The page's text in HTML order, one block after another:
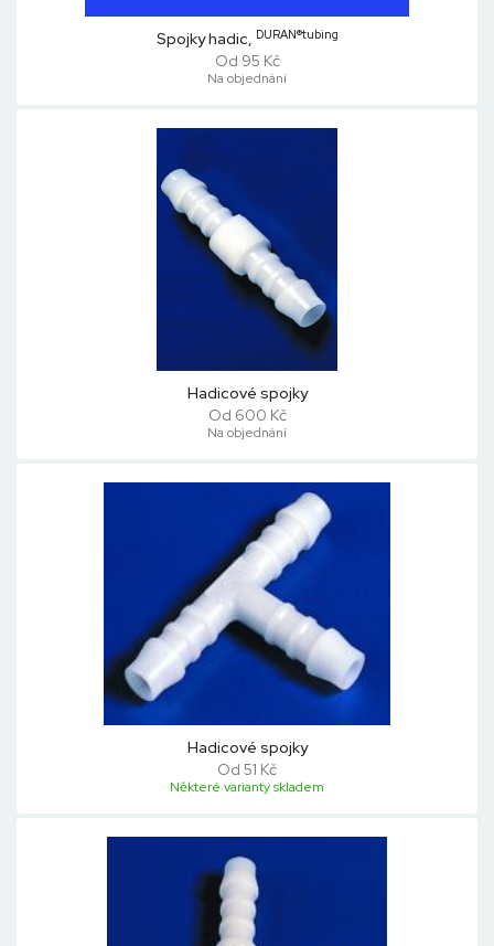
Spojky hadic, DURAN®tubing
Od 95 Kč
Na objednání
Hadicové spojky
Od 600 Kč
Na objednání
Hadicové spojky
Od 51 Kč
Některé varianty skladem